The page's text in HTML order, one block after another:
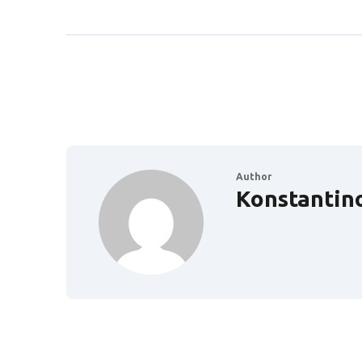
Author